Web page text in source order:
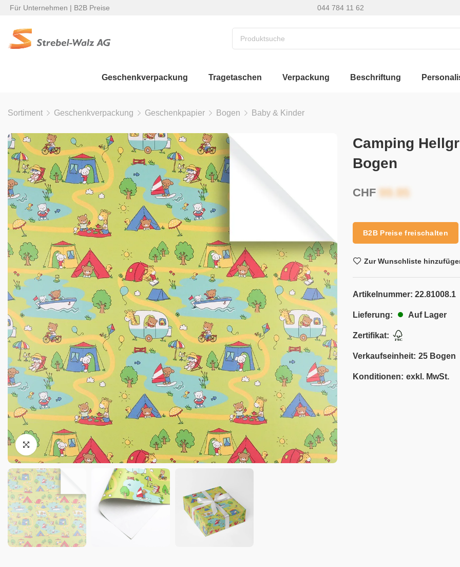
Für Unternehmen | B2B Preise 044 784 11 62
Geschenkverpackung Tragetaschen Verpackung Beschriftung
Sortiment Geschenkverpackung Geschenkpapier Bogen Baby & Kinder
Camping
Bogen
CHF
B2B Preise freischalten
Zur Wunschliste
Artikelnummer: 22.81008.1
Lieferung: Auf Lager
Zertifikat:
Verkaufseinheit: 25 Bogen
Konditionen: exkl. MwSt.